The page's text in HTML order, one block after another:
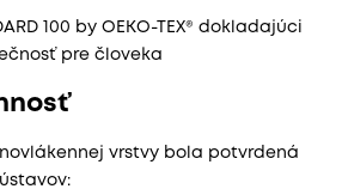
100 by OEKO-TEX® dokladajúci
pre človeka
vrstvy bola potvrdená